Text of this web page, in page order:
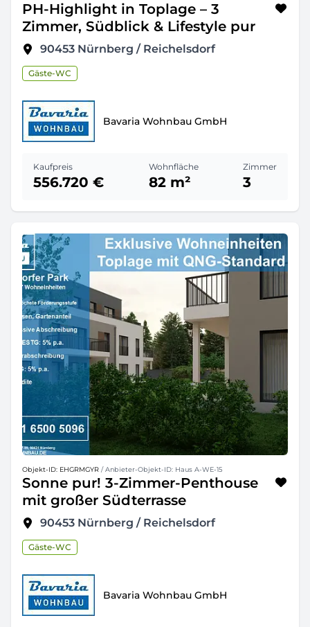
PH-Highlight in Toplage – 3
Zimmer, Südblick & Lifestyle pur
90453 Nürnberg / Reichelsdorf
Gäste-WC
Bavaria Wohnbau GmbH
Kaufpreis
556.720 €
Wohnfläche
82 m²
Zimmer
3
Objekt-ID: EHGRMGYR / Anbieter-Objekt-ID: Haus A-WE-15
Sonne pur! 3-Zimmer-Penthouse
mit großer Südterrasse
90453 Nürnberg / Reichelsdorf
Gäste-WC
Bavaria Wohnbau GmbH